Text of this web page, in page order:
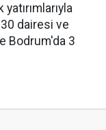
dairesi ve
Bodrum'da 3